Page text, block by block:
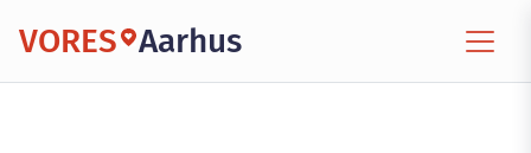
VORES Aarhus